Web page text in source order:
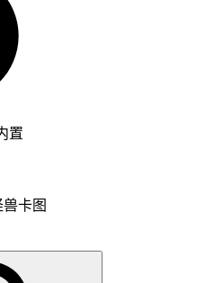
置
卡图